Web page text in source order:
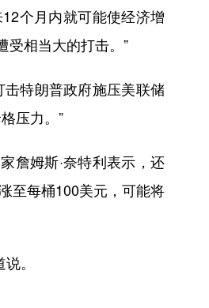
个月内就可能使经济增
受相当大的打击。”
特朗普政府施压美联储
压力。”
詹姆斯·奈特利表示，还
至每桶100美元，可能将
。